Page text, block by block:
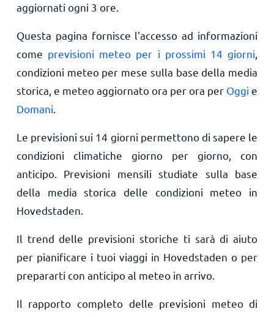
aggiornati ogni 3 ore.
Questa pagina fornisce l'accesso ad informazioni
come previsioni meteo per i prossimi 14 giorni
condizioni meteo per mese sulla base della media
storica, e meteo aggiornato ora per ora per Oggi e
Domani
Le previsioni sui 14 giorni permettono di sapere le
condizioni climatiche giorno per giorno, con
anticipo. Previsioni mensili studiate sulla base
della media storica delle condizioni meteo in
Hovedstaden.
Il trend delle previsioni storiche ti sarà di aiuto
per pianificare i tuoi viaggi in Hovedstaden o per
prepararti con anticipo al meteo in arrivo.
Il rapporto completo delle previsioni meteo di